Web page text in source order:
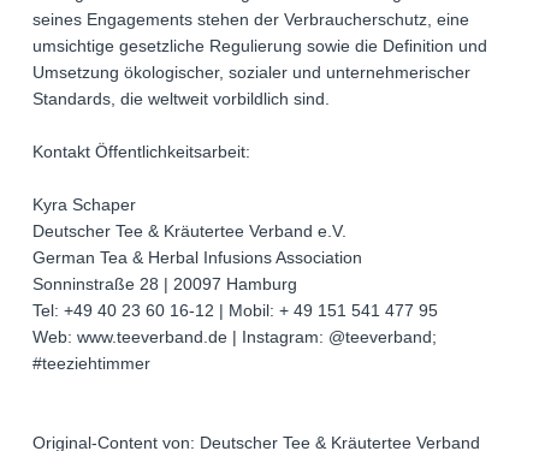
seines Engagements stehen der Verbraucherschutz, eine
umsichtige gesetzliche Regulierung sowie die Definition und
Umsetzung ökologischer, sozialer und unternehmerischer
Standards, die weltweit vorbildlich sind.
Kontakt Öffentlichkeitsarbeit:
Kyra Schaper
Deutscher Tee & Kräutertee Verband e.V.
German Tea & Herbal Infusions Association
Sonninstraße 28 | 20097 Hamburg
Tel: +49 40 23 60 16-12 | Mobil: + 49 151 541 477 95
Web: www.teeverband.de | Instagram: @teeverband;
#teeziehtimmer
Original-Content von: Deutscher Tee & Kräutertee Verband